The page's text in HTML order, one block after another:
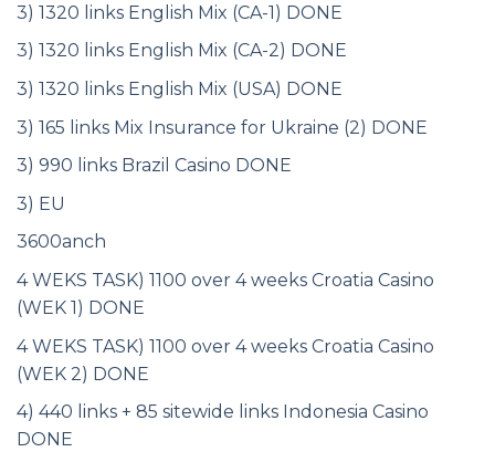
3) 1320 links English Mix (CA-1) DONE
3) 1320 links English Mix (CA-2) DONE
3) 1320 links English Mix (USA) DONE
3) 165 links Mix Insurance for Ukraine (2) DONE
3) 990 links Brazil Casino DONE
3) EU
3600anch
4 WEKS TASK) 1100 over 4 weeks Croatia Casino
(WEK 1) DONE
4 WEKS TASK) 1100 over 4 weeks Croatia Casino
(WEK 2) DONE
4) 440 links + 85 sitewide links Indonesia Casino
DONE